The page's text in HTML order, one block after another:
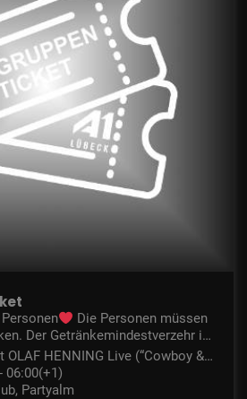
Die Personen müssen
Der Getränkemindestverzehr im
Person.
OLAF HENNING Live (“Cowboy & I
06:00(+1)
Partyalm